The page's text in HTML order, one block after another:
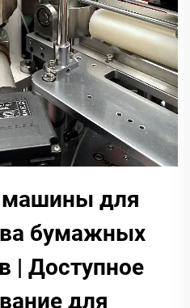
машины для
бумажных
| Доступное
для